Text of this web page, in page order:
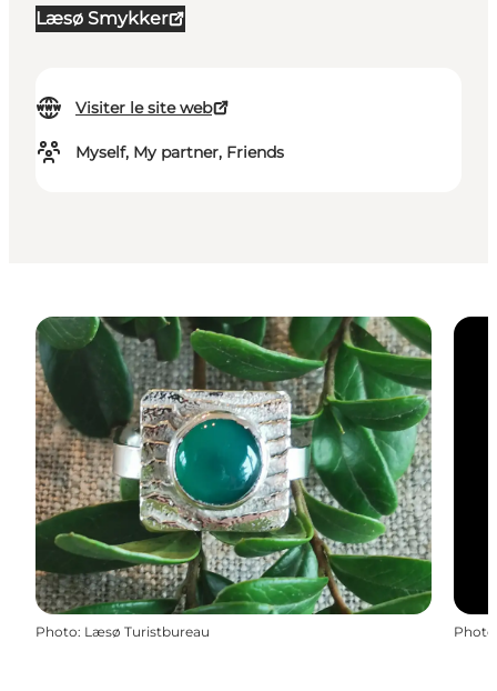
Læsø Smykker
Visiter le site web
Myself, My partner, Friends
Photo: Læsø Turistbureau Photo